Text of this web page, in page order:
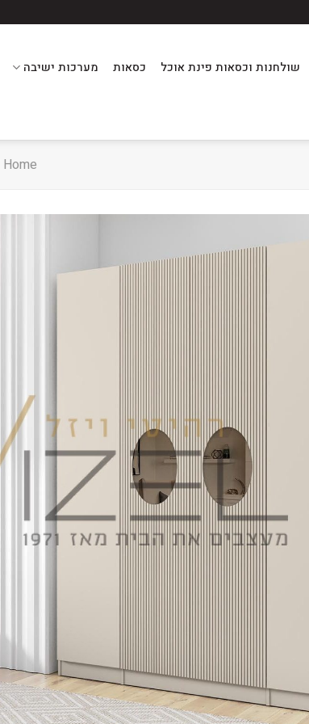
שולחנות וכסאות פינת אוכל כסאות מערכות ישיבה
Home